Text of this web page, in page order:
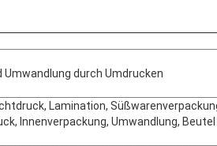
Umwandlung durch Umdrucken
Lamination,
Innenverpackung, Umwandlung,